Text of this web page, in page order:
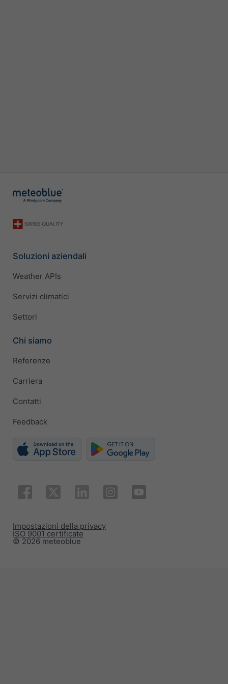
Soluzioni aziendali
Weather APIs
Servizi climatici
Settori
Chi siamo
Referenze
Carriera
Contatti
Feedback
© 2026 meteoblue
ISO 9001 certificate
Impostazioni della privacy